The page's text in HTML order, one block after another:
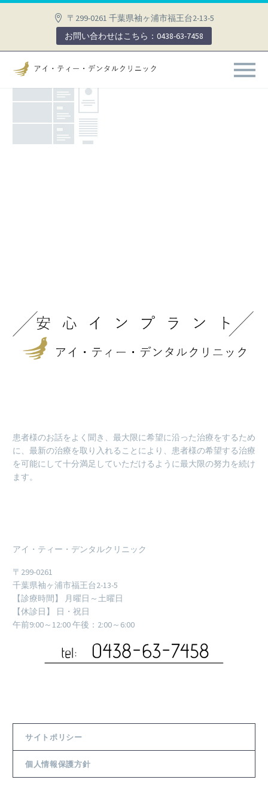
〒299-0261 千葉県袖ヶ浦市福王台2-13-5
お問い合わせはこちら：0438-63-7458
患者様のお話をよく聞き、最大限に希望に沿った治療をするため
に、最新の治療を取り入れることにより、患者様の希望する治療
を可能にして十分満足していただけるように最大限の努力を続け
ます。
アイ・ティー・デンタルクリニック
〒299-0261
千葉県袖ヶ浦市福王台2-13-5
【診療時間】 月曜日～土曜日
【休診日】 日・祝日
午前9:00～12:00 午後：2:00～6:00
サイトポリシー
個人情報保護方針